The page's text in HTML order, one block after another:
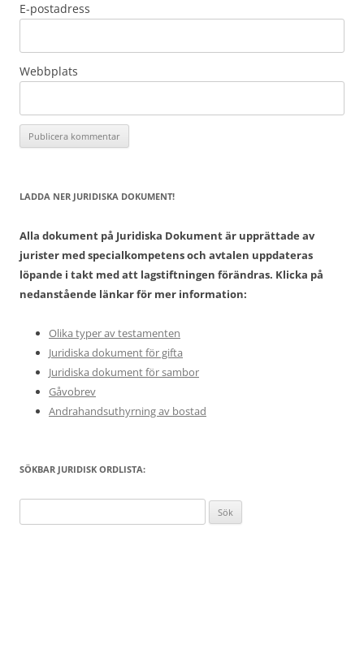
E-postadress
Webbplats
LADDA NER JURIDISKA DOKUMENT!
Alla dokument på Juridiska Dokument är upprättade av
jurister med specialkompetens och avtalen uppdateras
löpande i takt med att lagstiftningen förändras. Klicka på
nedanstående länkar för mer information:
Olika typer av testamenten
Juridiska dokument för gifta
Juridiska dokument för sambor
Gåvobrev
Andrahandsuthyrning av bostad
SÖKBAR JURIDISK ORDLISTA:
efter: